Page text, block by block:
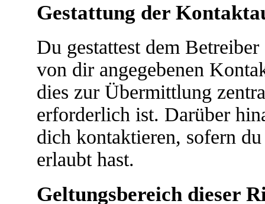
Gestattung der
Du gestattest dem
von dir angegebenen
dies zur Übermittlung
erforderlich ist. Darüber
dich kontaktieren, sofern
erlaubt hast.
Geltungsbereich dieser